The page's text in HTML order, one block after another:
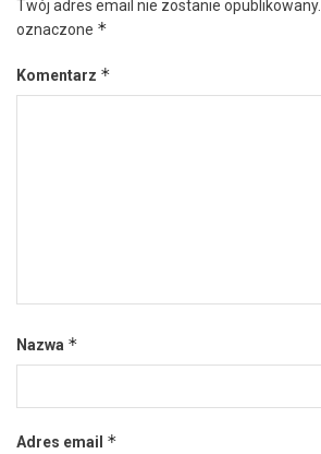
Twój adres email nie zostanie opublikowany.
oznaczone *
Komentarz *
Nazwa *
Adres email *